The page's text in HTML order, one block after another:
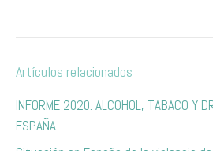
Artículos relacionados
INFORME 2020. ALCOHOL, TABACO Y
ESPAÑA